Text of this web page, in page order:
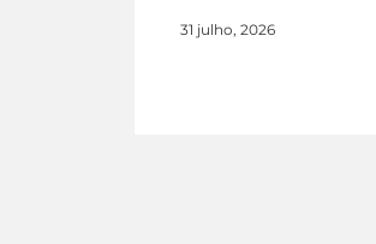
31 julho, 2026